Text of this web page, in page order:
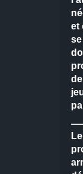
et